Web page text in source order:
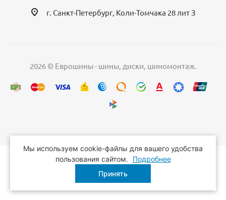
г. Санкт-Петербург, Коли-Томчака 28 лит З
2026 © Еврошины - шины, диски, шиномонтаж.
Мы используем cookie-файлы для вашего удобства
пользования сайтом.
Подробнее
Принять